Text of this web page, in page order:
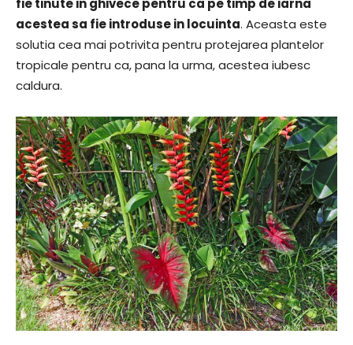
acestea sa fie introduse in locuinta. Aceasta este
solutia cea mai potrivita pentru protejarea plantelor
tropicale pentru ca, pana la urma, acestea iubesc
caldura.